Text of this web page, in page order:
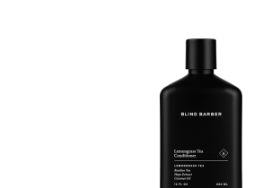
Подробнее
В корзину